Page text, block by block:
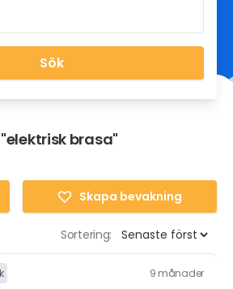
Sök
"elektrisk brasa"
Skapa bevakning
Sortering:
9 månader